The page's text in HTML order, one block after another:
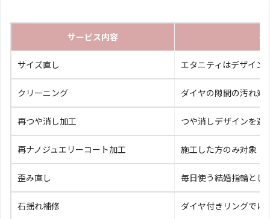
サービス内容 確
サイズ直し エタニティはデザイン
クリーニング ダイヤの隙間の汚れ対
再つや消し加工 つや消しデザインを選
再ナノジュエリーコート加工 施工した方のみ対象
歪み直し 毎日使う結婚指輪とし
石揺れ補修 ダイヤ付きリングでは